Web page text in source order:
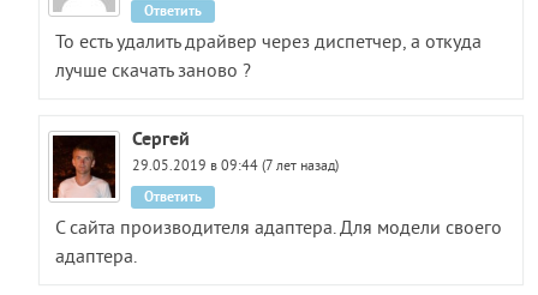
То есть удалить драйвер через диспетчер, а откуда
лучше скачать заново ?
Ответить
Сергей
29.05.2019 в 09:44 (7 лет назад)
С сайта производителя адаптера. Для модели своего
адаптера.
Ответить